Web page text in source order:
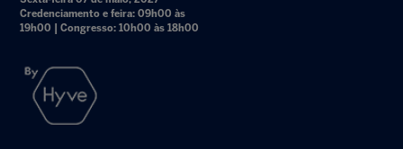
Credenciamento e feira: 09h00 às
19h00 | Congresso: 10h00 às 18h00